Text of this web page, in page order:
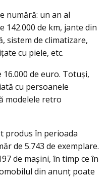
numără: un an al
142.000 de km, jante din
sistem de climatizare,
cu piele, etc.
de euro. Totuşi,
cu persoanele
modelele retro
produs în perioada
de 5.743 de exemplare.
de maşini, în timp ce în
din anunţ poate